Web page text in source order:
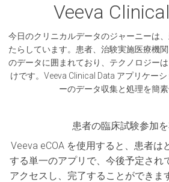
Veeva
今日のクリニカルデータのジャーニーは
たらしています。患者、治験実施医療機
のデータに囲まれており、テクノロジー
けです。Veeva Clinical Data アプリケー
ーのデータ収集と処理を簡素
患者の臨床試験参加
Veeva eCOA を使用すると、患者は
する単一のアプリで、今後予定され
アクセスし、完了することができま